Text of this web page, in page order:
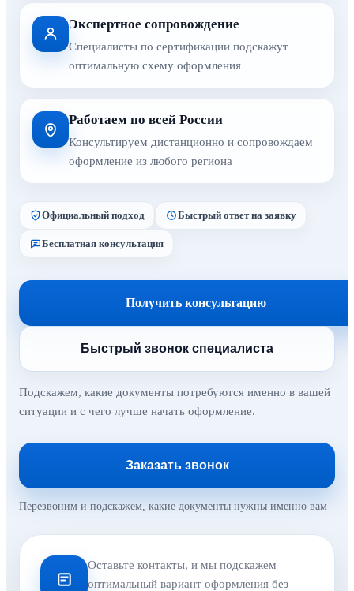
Экспертное сопровождение
Специалисты по сертификации подскажут
оптимальную схему оформления
Работаем по всей России
Консультируем дистанционно и сопровождаем
оформление из любого региона
Официальный подход Быстрый ответ на заявку
Бесплатная консультация
Получить консультацию
Быстрый звонок специалиста
Подскажем, какие документы потребуются именно в вашей
ситуации и с чего лучше начать оформление.
Заказать звонок
Перезвоним и подскажем, какие документы нужны именно вам
Оставьте контакты, и мы подскажем
оптимальный вариант оформления без